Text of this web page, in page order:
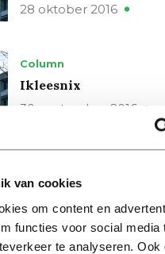
van cookies
om content en
functies voor social media
te analyseren. Ook
28 oktober 2016
Column
Ikleesnix
30 september 2016
Gezichtsverlies
26 augustus 2016